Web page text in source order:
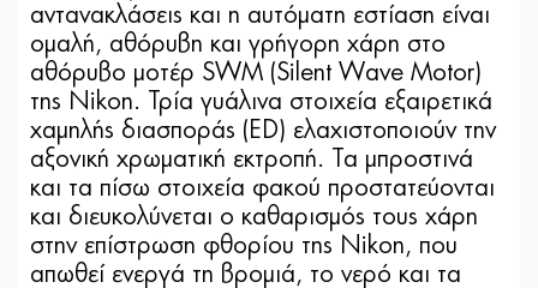
αντανακλάσεις και η αυτόματη εστίαση είναι
ομαλή, αθόρυβη και γρήγορη χάρη στο
αθόρυβο μοτέρ SWM (Silent Wave Motor)
της Nikon. Τρία γυάλινα στοιχεία εξαιρετικά
χαμηλής διασποράς (ED) ελαχιστοποιούν την
αξονική χρωματική εκτροπή. Τα μπροστινά
και τα πίσω στοιχεία φακού προστατεύονται
και διευκολύνεται ο καθαρισμός τους χάρη
στην επίστρωση φθορίου της Nikon, που
απωθεί ενεργά τη βρομιά, το νερό και τα